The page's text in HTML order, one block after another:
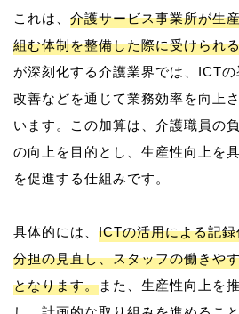
これは、 介護サービス事業所が生
組む体制を整備した際に受けられ
が深刻化する介護業界では、ICT
改善などを通じて業務効率を向上
います。この加算は、介護職員の
の向上を目的とし、生産性向上を
を促進する仕組みです。
具体的には、 ICTの活用による記
分担の見直し、スタッフの働きや
となります。また、生産性向上を